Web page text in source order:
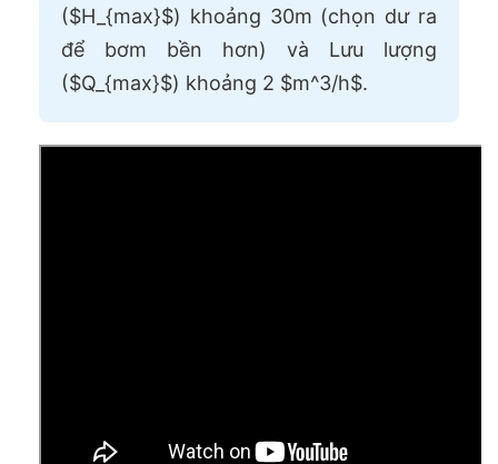
($H_{max}$) khoảng 30m (chọn dư ra
để bơm bền hơn) và Lưu lượng
($Q_{max}$) khoảng 2 $m^3/h$.